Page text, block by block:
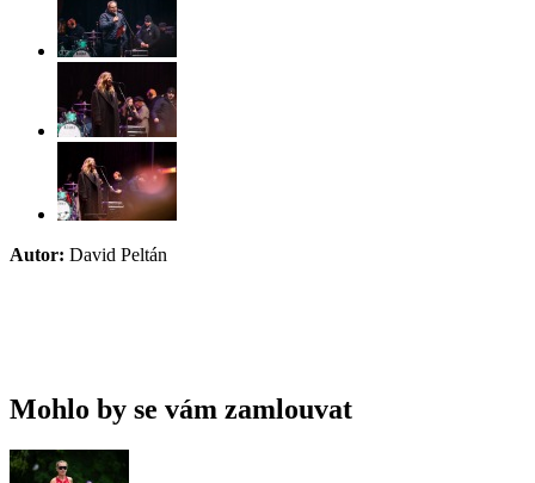
Autor: David Peltán
Mohlo by se vám zamlouvat